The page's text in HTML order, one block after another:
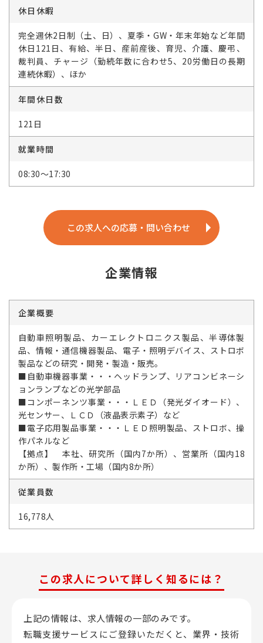
休日休暇
完全週休2日制（土、日）、夏季・GW・年末年始など年間
休日121日、有給、半日、産前産後、育児、介護、慶弔、
裁判員、チャージ（勤続年数に合わせ5、20労働日の長期
連続休暇）、ほか
年間休日数
121日
就業時間
08:30～17:30
この求人への応募・問い合わせ
企業情報
企業概要
自動車照明製品、カーエレクトロニクス製品、半導体製
品、情報・通信機器製品、電子・照明デバイス、ストロボ
製品などの研究・開発・製造・販売。
■自動車機器事業・・・ヘッドランプ、リアコンビネーシ
ョンランプなどの光学部品
■コンポーネンツ事業・・・ＬＥＤ（発光ダイオード）、
光センサー、ＬＣＤ（液晶表示素子）など
■電子応用製品事業・・・ＬＥＤ照明製品、ストロボ、操
作パネルなど
【拠点】 本社、研究所（国内7か所）、営業所（国内18
か所）、製作所・工場（国内8か所）
従業員数
16,778人
この求人について詳しく知るには？
上記の情報は、求人情報の一部のみです。
転職支援サービスにご登録いただくと、業界・技術